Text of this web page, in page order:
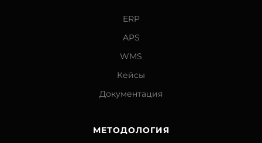
ERP
APS
WMS
Кейсы
Документация
МЕТОДОЛОГИЯ